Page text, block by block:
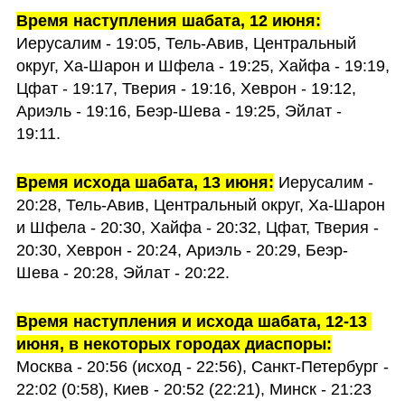
Время наступления шабата, 12 июня:
Иерусалим - 19:05, Тель-Авив, Центральный
округ, Ха-Шарон и Шфела - 19:25, Хайфа - 19:19,
Цфат - 19:17, Тверия - 19:16, Хеврон - 19:12,
Ариэль - 19:16, Беэр-Шева - 19:25, Эйлат -
19:11.
Время исхода шабата, 13 июня: Иерусалим -
20:28, Тель-Авив, Центральный округ, Ха-Шарон
и Шфела - 20:30, Хайфа - 20:32, Цфат, Тверия -
20:30, Хеврон - 20:24, Ариэль - 20:29, Беэр-
Шева - 20:28, Эйлат - 20:22.
Время наступления и исхода шабата, 12-13
июня, в некоторых городах диаспоры:
Москва - 20:56 (исход - 22:56), Санкт-Петербург -
22:02 (0:58), Киев - 20:52 (22:21), Минск - 21:23